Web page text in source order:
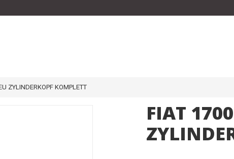
ZYLINDERKOPF KOMPLETT
FIAT